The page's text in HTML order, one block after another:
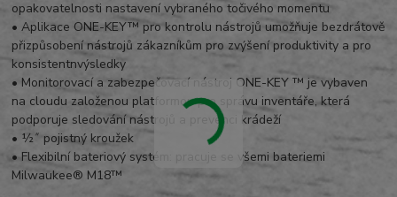
opakovatelnosti nastavení vybraného točivého momentu
•Aplikace ONE-KEY™ pro kontrolu nástrojů umožňuje bezdrátově
přizpůsobení nástrojů zákazníkům pro zvýšení produktivity a pro
konsistentnvýsledky
•Monitorovací a zabezpečovací nástroj ONE-KEY ™ je vybaven
na cloudu založenou platformou pro správu inventáře, která
podporuje sledování nástrojů a prevenci krádeží
• ½˝ pojistný kroužek
•Flexibilní bateriový systém: pracuje se všemi bateriemi
Milwaukee® M18™